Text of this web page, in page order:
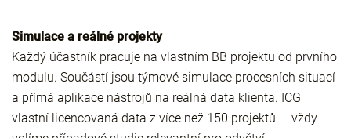
Simulace a reálné projekty
Každý účastník pracuje na vlastním BB projektu od prvního
modulu. Součástí jsou týmové simulace procesních situací
a přímá aplikace nástrojů na reálná data klienta. ICG
vlastní licencovaná data z více než 150 projektů — vždy